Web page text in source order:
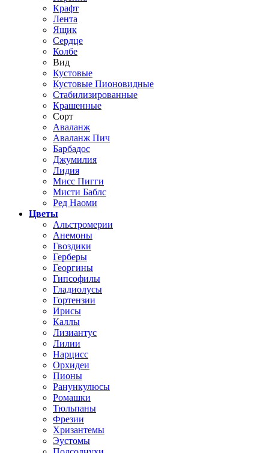
Крафт
Лента
Ящик
Сердце
Колбе
Вид
Кустовые
Кустовые Пионовидные
Стабилизированные
Крашенные
Сорт
Аваланж
Аваланж Пич
Барбадос
Джумилия
Лидия
Мисс Пигги
Мисти Баблс
Ред Наоми
Цветы
Альстромерии
Анемоны
Гвоздики
Герберы
Георгины
Гипсофилы
Гладиолусы
Гортензии
Ирисы
Каллы
Лизиантус
Лилии
Нарцисс
Орхидеи
Пионы
Ранункулюсы
Ромашки
Тюльпаны
Фрезии
Хризантемы
Эустомы